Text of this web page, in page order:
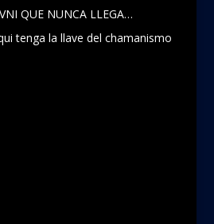
QUE NUNCA LLEGA…
tenga la llave del chamanismo